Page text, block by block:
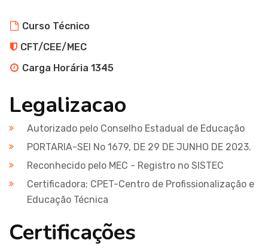
Curso Técnico
CFT/CEE/MEC
Carga Horária 1345
Legalizacao
Autorizado pelo Conselho Estadual de Educação
PORTARIA-SEI No 1679, DE 29 DE JUNHO DE 2023.
Reconhecido pelo MEC - Registro no SISTEC
Certificadora; CPET-Centro de Profissionalização e
Educação Técnica
Certificações